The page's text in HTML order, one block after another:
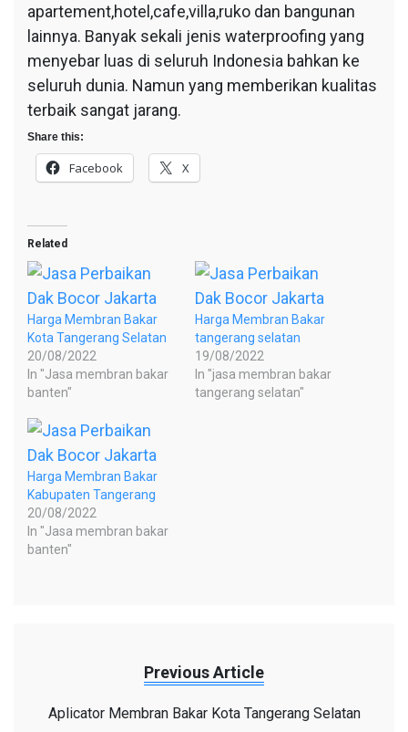
apartement,hotel,cafe,villa,ruko dan bangunan
lainnya. Banyak sekali jenis waterproofing yang
menyebar luas di seluruh Indonesia bahkan ke
seluruh dunia. Namun yang memberikan kualitas
terbaik sangat jarang.
Share this:
Facebook X
Related
Harga Membran Bakar
Kota Tangerang Selatan
20/08/2022
In "Jasa membran bakar
banten"
Harga Membran Bakar
tangerang selatan
19/08/2022
In "jasa membran bakar
tangerang selatan"
Harga Membran Bakar
Kabupaten Tangerang
20/08/2022
In "Jasa membran bakar
banten"
Previous Article
Aplicator Membran Bakar Kota Tangerang Selatan